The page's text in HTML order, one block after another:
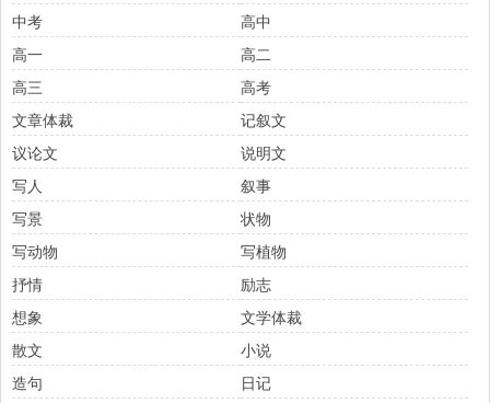
中考
高中
高一
高二
高三
高考
文章体裁
记叙文
议论文
说明文
写人
叙事
写景
状物
写动物
写植物
抒情
励志
想象
文学体裁
散文
小说
造句
日记